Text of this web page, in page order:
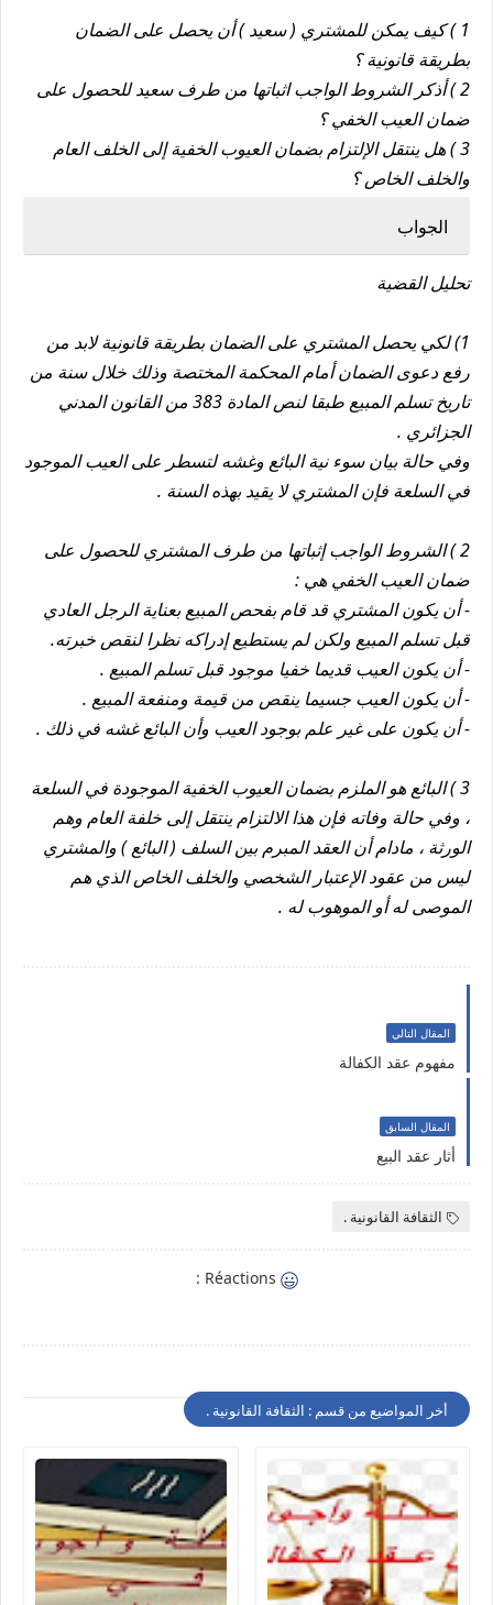
1 ) كيف يمكن للمشتري ( سعيد ) أن يحصل على الضمان
بطريقة قانونية ؟
2 ) أذكر الشروط الواجب اثباتها من طرف سعيد للحصول على
ضمان العيب الخفي ؟
3 ) هل ينتقل الإلتزام بضمان العيوب الخفية إلى الخلف العام
والخلف الخاص ؟
الجواب
تحليل القضية
1) لكي يحصل المشتري على الضمان بطريقة قانونية لابد من
رفع دعوى الضمان أمام المحكمة المختصة وذلك خلال سنة من
تاريخ تسلم المبيع طبقا لنص المادة 383 من القانون المدني
الجزائري .
وفي حالة بيان سوء نية البائع وغشه لتسطر على العيب الموجود
في السلعة فإن المشتري لا يقيد بهذه السنة .
2 ) الشروط الواجب إثباتها من طرف المشتري للحصول على
ضمان العيب الخفي هي :
- أن يكون المشتري قد قام بفحص المبيع بعناية الرجل العادي
قبل تسلم المبيع ولكن لم يستطيع إدراكه نظرا لنقص خبرته.
- أن يكون العيب قديما خفيا موجود قبل تسلم المبيع .
- أن يكون العيب جسيما ينقص من قيمة ومنفعة المبيع .
- أن يكون على غير علم بوجود العيب وأن البائع غشه في ذلك .
3 ) البائع هو الملزم بضمان العيوب الخفية الموجودة في السلعة
، وفي حالة وفاته فإن هذا الالتزام ينتقل إلى خلفة العام وهم
الورثة ، مادام أن العقد المبرم بين السلف ( البائع ) والمشتري
ليس من عقود الإعتبار الشخصي والخلف الخاص الذي هم
الموصى له أو الموهوب له .
المقال التالي
مفهوم عقد الكفالة
المقال السابق
أثار عقد البيع
الثقافة القانونية .
أخر المواضيع من قسم : الثقافة القانونية .